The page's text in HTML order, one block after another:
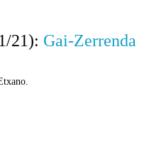
21): Gai-Zerrenda
Etxano.
A. Orduña.